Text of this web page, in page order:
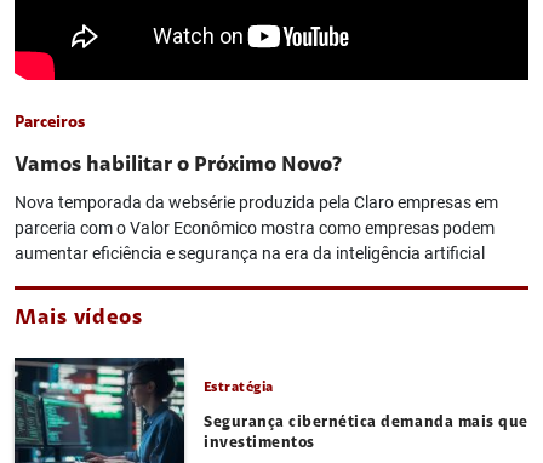
Parceiros
Vamos habilitar o Próximo Novo?
Nova temporada da websérie produzida pela Claro empresas em
parceria com o Valor Econômico mostra como empresas podem
aumentar eficiência e segurança na era da inteligência artificial
Mais vídeos
Estratégia
Segurança cibernética demanda mais que
investimentos